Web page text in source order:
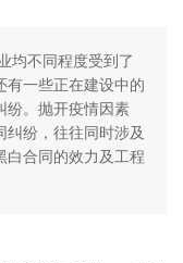
均不同程度受到了
有一些正在建设中的
纷。抛开疫情因素
纠纷，往往同时涉及
白合同的效力及工程